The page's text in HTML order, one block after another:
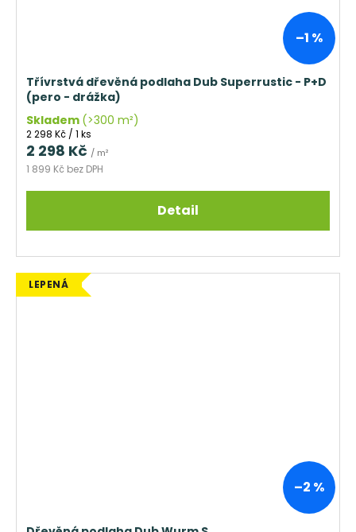
–1 %
Třívrstvá dřevěná podlaha Dub Superrustic - P+D
(pero - drážka)
Skladem (>300 m²)
1 899 Kč bez DPH
2 298 Kč / m²
Měrná
cena:
2 298 Kč / 1 ks
Detail
LEPENÁ
–2 %